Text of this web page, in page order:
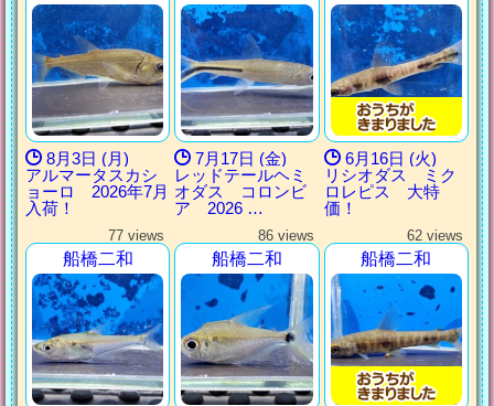
8月3日 (月)
アルマータスカシ
ョーロ 2026年7月
入荷！
7月17日 (金)
レッドテールヘミ
オダス コロンビ
ア 2026 …
6月16日 (火)
リシオダス ミク
ロレピス 大特
価！
77 views
船橋二和
86 views
船橋二和
62 views
船橋二和